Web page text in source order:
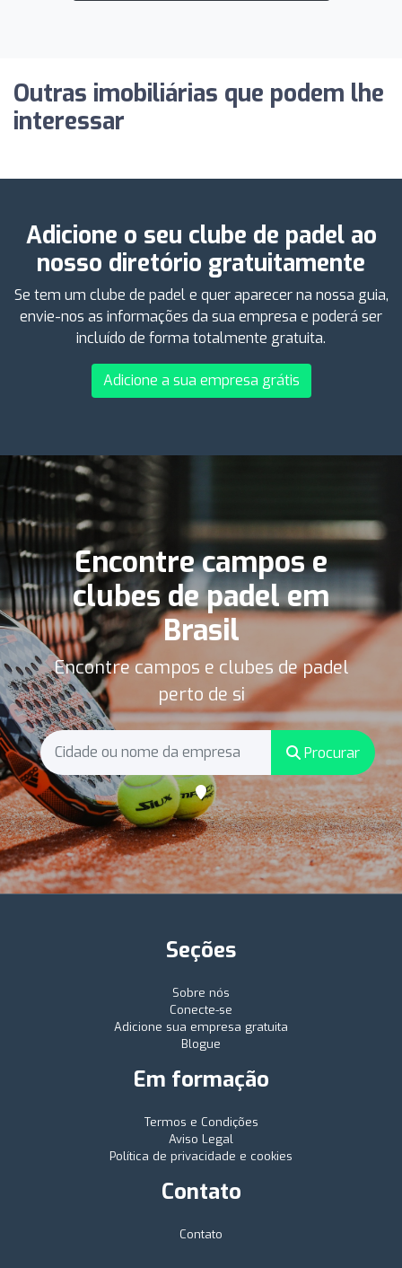
Outras imobiliárias que podem lhe
interessar
Adicione o seu clube de padel ao
nosso diretório gratuitamente
Se tem um clube de padel e quer aparecer na nossa guia,
envie-nos as informações da sua empresa e poderá ser
incluído de forma totalmente gratuita.
Adicione a sua empresa grátis
Encontre campos e
clubes de padel em
Brasil
Encontre campos e clubes de padel
perto de si
Procurar
Seções
Sobre nós
Conecte-se
Adicione sua empresa gratuita
Blogue
Em formação
Termos e Condições
Aviso Legal
Política de privacidade e cookies
Contato
Contato